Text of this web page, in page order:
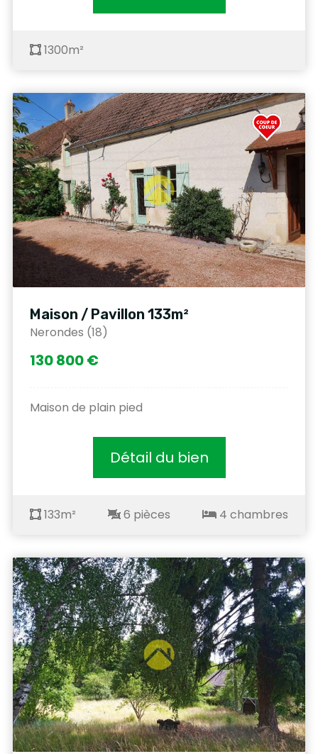
1300m²
Maison / Pavillon 133m²
Nerondes (18)
130 800 €
Maison de plain pied
Détail du bien
133m² 6 pièces 4 chambres